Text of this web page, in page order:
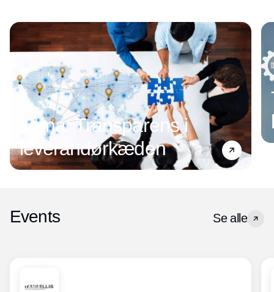
Tema: Transparens i
leverandørkæden
Events Se alle